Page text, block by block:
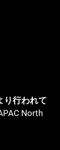
り行われて
North